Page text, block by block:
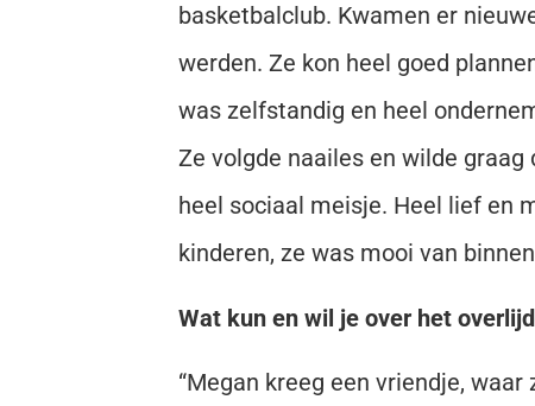
basketbalclub. Kwamen er
werden. Ze kon heel goed
was zelfstandig en heel
Ze volgde naailes en wilde
heel sociaal meisje. Heel lief en
kinderen, ze was mooi van
Wat kun en wil je over het
“Megan kreeg een vriendje,